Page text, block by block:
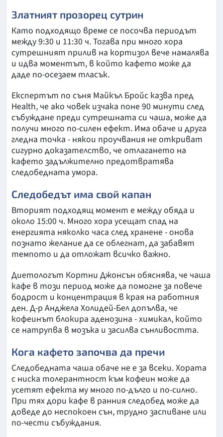
Златният прозорец сутрин
Като подходящо време се посочва периодът
между 9:30 и 11:30 ч. Тогава при много хора
сутрешният прилив на кортизол вече намалява
и идва моментът, в който кафето може да
даде по-осезаем тласък.
Експертът по съня Майкъл Бройс казва пред
Health, че ако човек изчака поне 90 минути след
събуждане преди сутрешната си чаша, може да
получи много по-силен ефект. Има обаче и друга
гледна точка - някои проучвания не откриват
сигурно доказателство, че отлагането на
кафето задължително предотвратява
следобедната умора.
Следобедът има свой капан
Вторият подходящ момент е между обяда и
около 15:00 ч. Много хора усещат спад на
енергията няколко часа след хранене - онова
познато желание да се облегнат, да забавят
темпото и да отложат всичко важно.
Диетологът Кортни Джонсън обяснява, че чаша
кафе в този период може да помогне за повече
бодрост и концентрация в края на работния
ден. Д-р Анджела Холидей-Бел допълва, че
кофеинът блокира аденозина - химикал, който
се натрупва в мозъка и засилва сънливостта.
Кога кафето започва да пречи
Следобедната чаша обаче не е за всеки. Хората
с ниска толерантност към кофеин може да
усетят ефекта му много по-дълго и по-силно.
При тях дори кафе в ранния следобед може да
доведе до неспокоен сън, трудно заспиване или
по-чести събуждания.